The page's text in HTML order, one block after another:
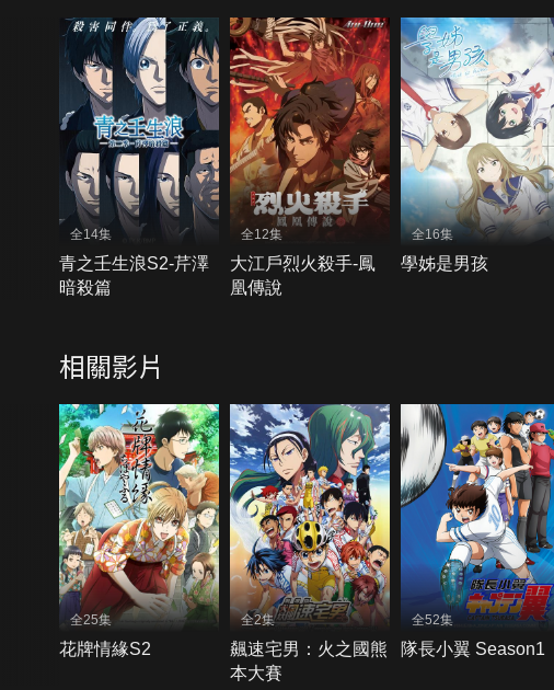
全14集
青之壬生浪S2-芹澤
暗殺篇
全12集
大江戶烈火殺手-鳳
凰傳說
全16集
學姊是男孩
相關影片
全25集
花牌情緣S2
全2集
飆速宅男：火之國熊
本大賽
全52集
隊長小翼 Season1